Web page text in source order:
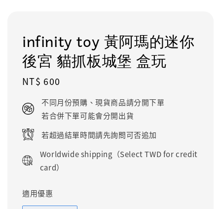
infinity toy 黃阿瑪的迷你
後宮 貓抓板城堡 盒玩
Regular
NT$ 600
不同月份預購、現貨商品請分開下單
若合併下單可能會分開出貨
若超過結單時間請先詢問可否追加
Worldwide shipping（Select TWD for credit
card）
適用優惠